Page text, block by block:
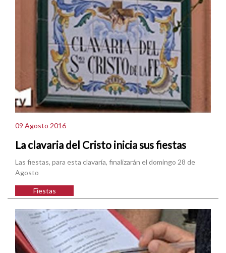
09 Agosto 2016
La clavaria del Cristo inicia sus fiestas
Las fiestas, para esta clavaría, finalizarán el domingo 28 de
Agosto
Fiestas